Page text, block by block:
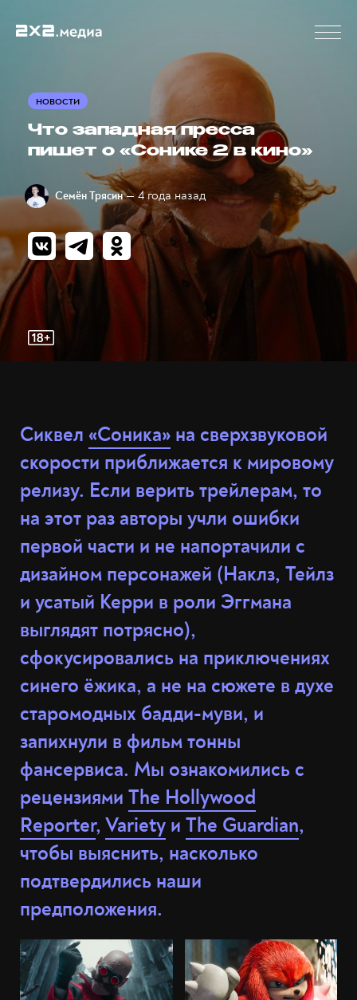
НОВОСТИ
Что западная пресса
пишет о «Сонике 2 в кино»
Семён Трясин — 4 года назад
Сиквел «Соника» на сверхзвуковой
скорости приближается к мировому
релизу. Если верить трейлерам, то
на этот раз авторы учли ошибки
первой части и не напортачили с
дизайном персонажей (Наклз, Тейлз
и усатый Керри в роли Эггмана
выглядят потрясно),
сфокусировались на приключениях
синего ёжика, а не на сюжете в духе
старомодных бадди-муви, и
запихнули в фильм тонны
фансервиса. Мы ознакомились с
рецензиями The Hollywood
Reporter, Variety и The Guardian,
чтобы выяснить, насколько
подтвердились наши
предположения.